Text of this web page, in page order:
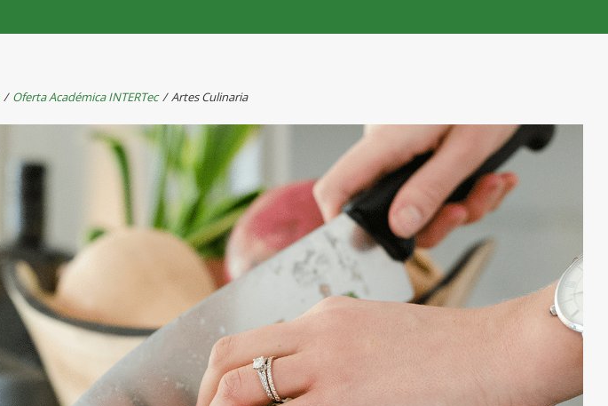
/ Oferta Académica INTERTec/Artes Culinaria